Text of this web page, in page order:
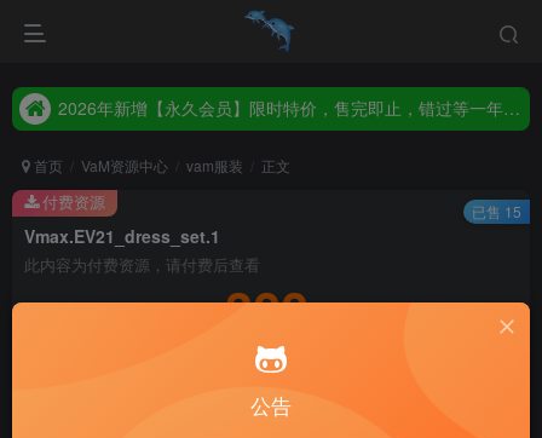
2026年新增【永久会员】限时特价，售完即止，错过等一年！！！
2026年新增【永久会员】限时特价，售完即止，错过等一年！！！
首页 VaM资源中心 vam服装 正文
Vmax.EV21_dress_set.1
此内容为付费资源，请付费后查看
300
付费资源 已售 15
公告